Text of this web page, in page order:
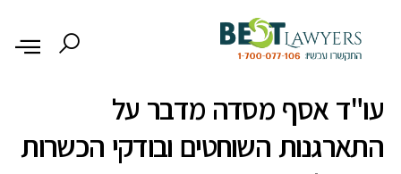
עו"ד אסף מסדה מדבר על
התארגנות השוחטים ובודקי הכשרות